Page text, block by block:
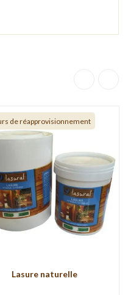
de réapprovisionnement
Lasure naturelle